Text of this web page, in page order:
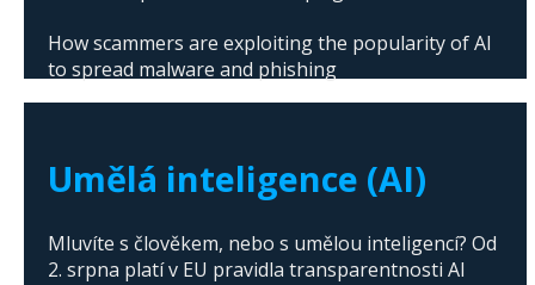
How scammers are exploiting the popularity of AI
to spread malware and phishing
Umělá inteligence (AI)
Mluvíte s člověkem, nebo s umělou inteligencí? Od
2. srpna platí v EU pravidla transparentnosti AI